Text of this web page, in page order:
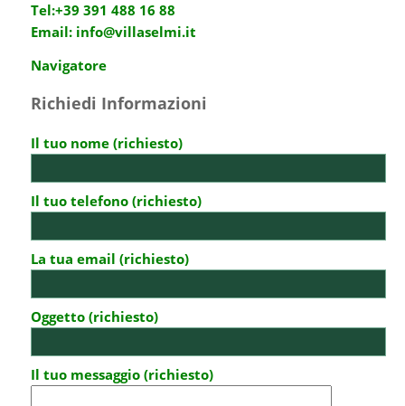
Tel:+39 391 488 16 88
Email: info@villaselmi.it
Navigatore
Richiedi Informazioni
Il tuo nome (richiesto)
Il tuo telefono (richiesto)
La tua email (richiesto)
Oggetto (richiesto)
Il tuo messaggio (richiesto)